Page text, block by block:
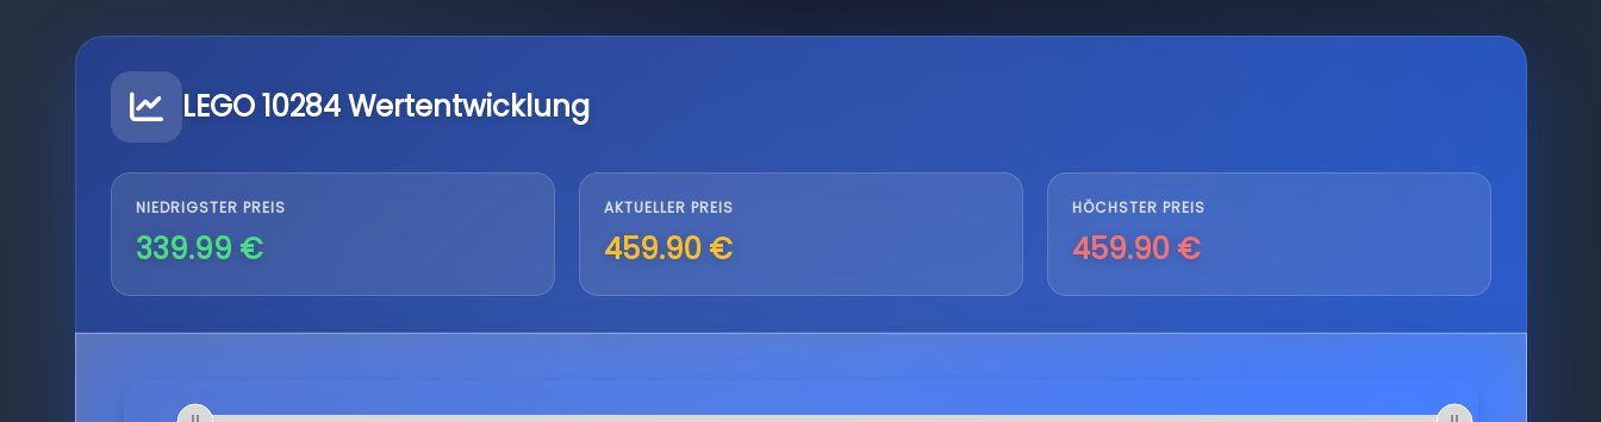
LEGO 10284 Wertentwicklung
NIEDRIGSTER PREIS
339.99 €
AKTUELLER PREIS
459.90 €
HÖCHSTER PREIS
459.90 €